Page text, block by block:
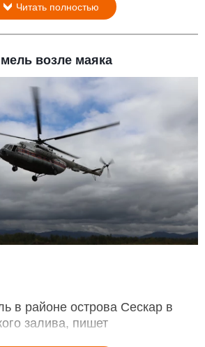
Читать полностью
возле маяка
в районе острова Сескар в
залива, пишет